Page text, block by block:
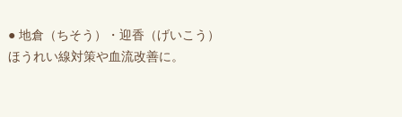
● 地倉（ちそう）・迎香（げいこう）
ほうれい線対策や血流改善に。